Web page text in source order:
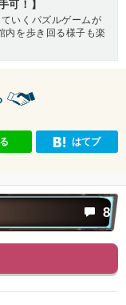
可！】
いくパズルゲームが
内を歩き回る様子も楽
はてブ
8